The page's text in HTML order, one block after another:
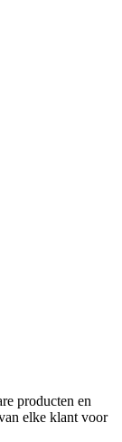
producten en
elke klant voor